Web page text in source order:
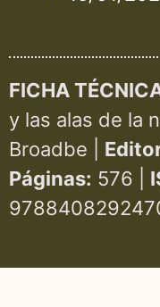
FICHA
y las alas de la
Broadbe |
Páginas: 576 |